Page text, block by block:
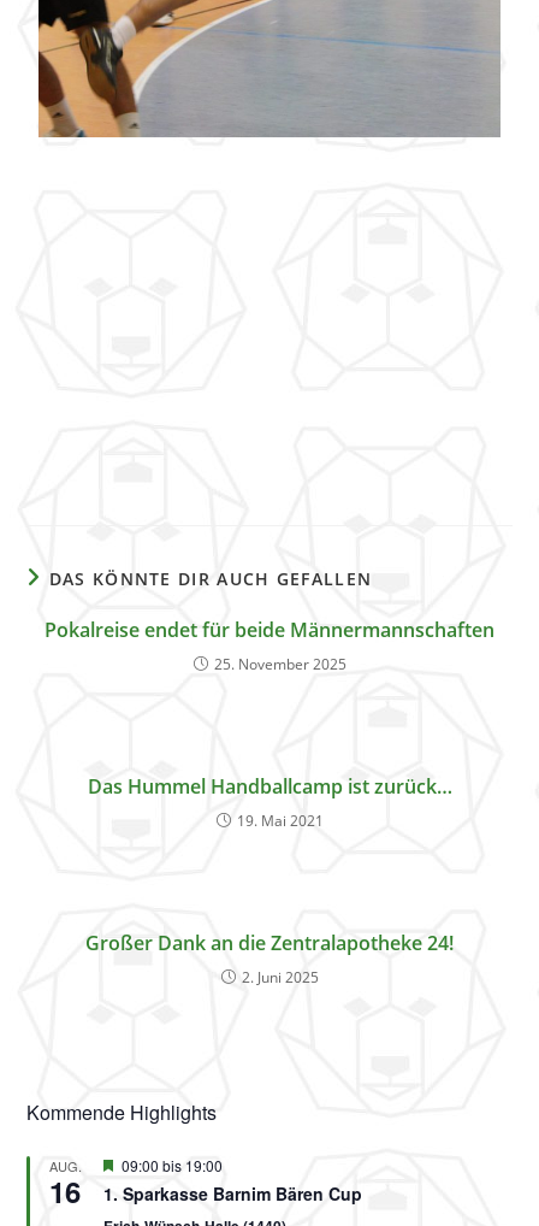
DAS KÖNNTE DIR AUCH GEFALLEN
Pokalreise endet für beide Männermannschaften
25. November 2025
Das Hummel Handballcamp ist zurück…
19. Mai 2021
Großer Dank an die Zentralapotheke 24!
2. Juni 2025
Kommende Highlights
AUG.
16
H
e
r
v
09:00 bis 19:00
1. Sparkasse Barnim Bären Cup